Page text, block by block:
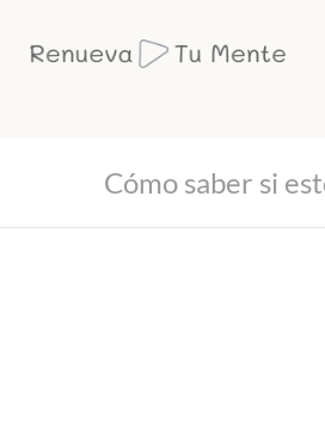
Cómo saber si